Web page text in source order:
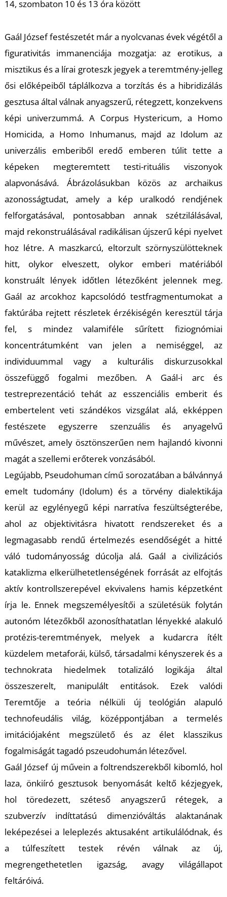
14, szombaton 10 és 13 óra között
Gaál József festészetét már a nyolcvanas évek végétől a
figurativitás immanenciája mozgatja: az erotikus, a
misztikus és a lírai groteszk jegyek a teremtmény-jelleg
ősi előképeiből táplálkozva a torzítás és a hibridizálás
gesztusa által válnak anyagszerű, rétegzett, konzekvens
képi univerzummá. A Corpus Hystericum, a Homo
Homicida, a Homo Inhumanus, majd az Idolum az
univerzális emberiből eredő emberen túlit tette a
képeken megteremtett testi-rituális viszonyok
alapvonásává. Ábrázolásukban közös az archaikus
azonosságtudat, amely a kép uralkodó rendjének
felforgatásával, pontosabban annak szétzilálásával,
majd rekonstruálásával radikálisan újszerű képi nyelvet
hoz létre. A maszkarcú, eltorzult szörnyszülötteknek
hitt, olykor elveszett, olykor emberi matériából
konstruált lények időtlen létezőként jelennek meg.
Gaál az arcokhoz kapcsolódó testfragmentumokat a
faktúrába rejtett részletek érzékiségén keresztül tárja
fel, s mindez valamiféle sűrített fiziognómiai
koncentrátumként van jelen a nemiséggel, az
individuummal vagy a kulturális diskurzusokkal
összefüggő fogalmi mezőben. A Gaál-i arc és
testreprezentáció tehát az esszenciális emberit és
embertelent veti szándékos vizsgálat alá, ekképpen
festészete egyszerre szenzuális és anyagelvű
művészet, amely ösztönszerűen nem hajlandó kivonni
magát a szellemi erőterek vonzásából.
Legújabb, Pseudohuman című sorozatában a bálvánnyá
emelt tudomány (Idolum) és a törvény dialektikája
kerül az egylényegű képi narratíva feszültségterébe,
ahol az objektivitásra hivatott rendszereket és a
legmagasabb rendű értelmezés esendőségét a hitté
váló tudományosság dúcolja alá. Gaál a civilizációs
kataklizma elkerülhetetlenségének forrását az elfojtás
aktív kontrollszerepével ekvivalens hamis képzetként
írja le. Ennek megszemélyesítői a születésük folytán
autonóm létezőkből azonosíthatatlan lényekké alakuló
protézis-teremtmények, melyek a kudarcra ítélt
küzdelem metaforái, külső, társadalmi kényszerek és a
technokrata hiedelmek totalizáló logikája által
összeszerelt, manipulált entitások. Ezek valódi
Teremtője a teória nélküli új teológián alapuló
technofeudális világ, középpontjában a termelés
imitációjaként megszülető és az élet klasszikus
fogalmiságát tagadó pszeudohumán létezővel.
Gaál József új művein a foltrendszerekből kibomló, hol
laza, önkiíró gesztusok benyomását keltő kézjegyek,
hol töredezett, széteső anyagszerű rétegek, a
szubverzív indíttatású dimenzióváltás alaktanának
leképezései a leleplezés aktusaként artikulálódnak, és
a túlfeszített testek révén válnak az új,
megrengethetetlen igazság, avagy világállapot
feltáróivá.